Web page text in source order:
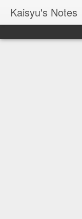
Kaisyu's Notes